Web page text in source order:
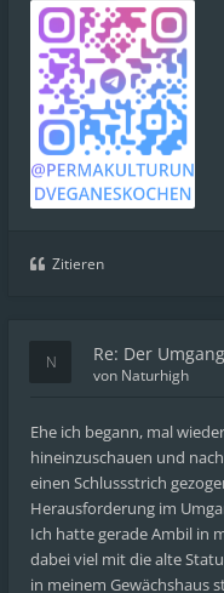
Zitieren
Re: Der
von Naturhigh
Ehe ich begann, mal
hineinzuschauen und
einen Schlussstrich
Herausforderung im
Ich hatte gerade Ambil in
dabei viel mit die alte
in meinem Gewächshaus